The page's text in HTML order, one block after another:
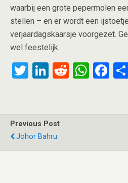
waarbij een grote pepermolen
stellen – en er wordt een
verjaardagskaarsje voorgezet.
wel feestelijk.
T
er
Li
dI
n
R
W
p
F
o
Previous Post
Johor Bahru